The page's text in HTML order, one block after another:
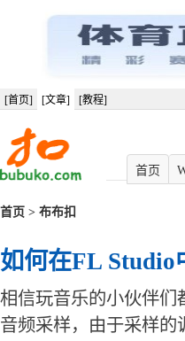
[首页] [文章] [教程]
首页
首页 > 布布扣
如何在FL Studio
相信玩音乐的小伙伴们
音频采样，由于采样